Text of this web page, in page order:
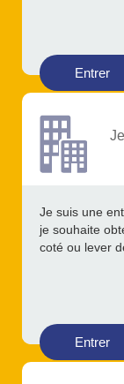
Entrer
Je suis une
je souhaite
coté ou lever
Entrer